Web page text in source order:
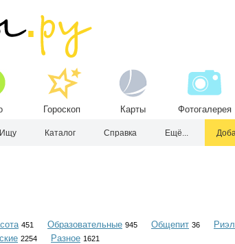
Гороскоп Карты Фотогалерея
Ищу Каталог Справка Ещё...
451 Образовательные 945 Общепит 36
2254 Разное 1621